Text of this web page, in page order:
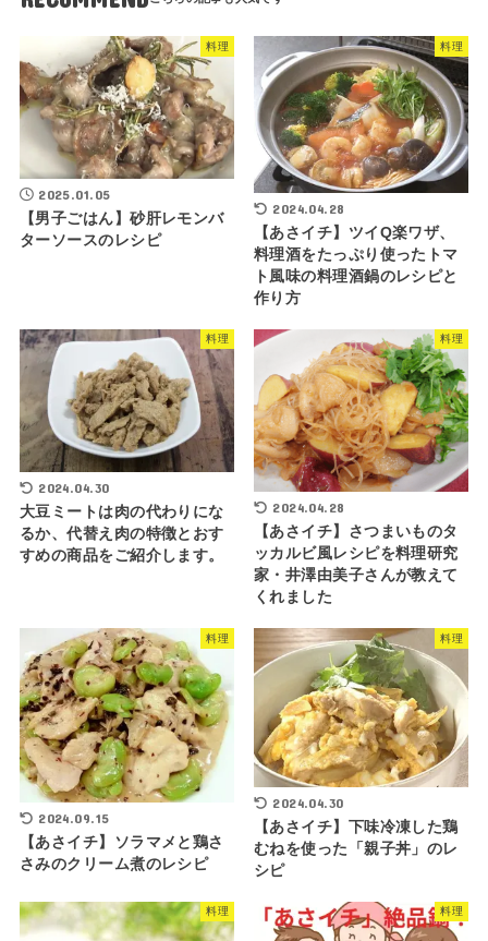
料理
2025.01.05
【男子ごはん】砂肝レモンバ
ターソースのレシピ
料理
2024.04.28
【あさイチ】ツイQ楽ワザ、
料理酒をたっぷり使ったトマ
ト風味の料理酒鍋のレシピと
作り方
料理
2024.04.30
大豆ミートは肉の代わりにな
るか、代替え肉の特徴とおす
すめの商品をご紹介します。
料理
2024.04.28
【あさイチ】さつまいものタ
ッカルビ風レシピを料理研究
家・井澤由美子さんが教えて
くれました
料理
2024.09.15
【あさイチ】ソラマメと鶏さ
さみのクリーム煮のレシピ
料理
2024.04.30
【あさイチ】下味冷凍した鶏
むねを使った「親子丼」のレ
シピ
料理 料理